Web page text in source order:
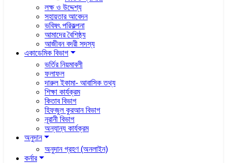
লক্ষ ও উদ্দেশ্য
সহায়তার আবেদন
ভবিষৎ পরিকল্পনা
আমাদের বৈশিষ্ঠ্য
আজীবন বদরী সদস্য
একাডেমিক বিভাগ
ভর্তির নিয়মাবলী
ফলাফল
দারুল ইকামা- আবাসিক তথ্য
শিক্ষা কার্যক্রম
কিতাব বিভাগ
হিফজুল কুরআন বিভাগ
নূরানী বিভাগ
অন্যান্য কার্যক্রম
অনুদান
অনুদান গ্রহণ (অনলাইন)
কর্নার